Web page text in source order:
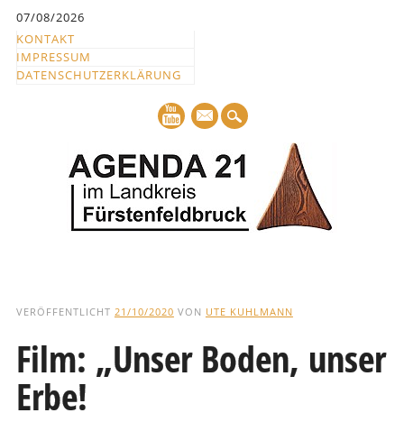
springen
07/08/2026
KONTAKT
IMPRESSUM
DATENSCHUTZERKLÄRUNG
und
Text
VERÖFFENTLICHT 21/10/2020 VON UTE KUHLMANN
Film: „Unser Boden, unser
Erbe!